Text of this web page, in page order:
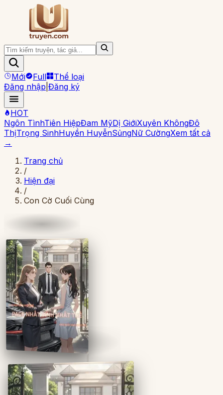
Mới Full
Thể loại
Đăng nhập Đăng ký
HOT
Ngôn TìnhTiên HiệpĐam MỹDị GiớiXuyên KhôngĐô
ThịTrọng SinhHuyền HuyễnSủngNữ CườngXem tất cả
→
Trang chủ
/
Hiện đại
/
Con Cờ Cuối Cùng